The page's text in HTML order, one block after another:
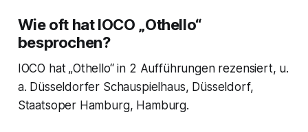
Wie oft hat IOCO „Othello“
besprochen?
IOCO hat „Othello“ in 2 Aufführungen rezensiert, u.
a. Düsseldorfer Schauspielhaus, Düsseldorf,
Staatsoper Hamburg, Hamburg.